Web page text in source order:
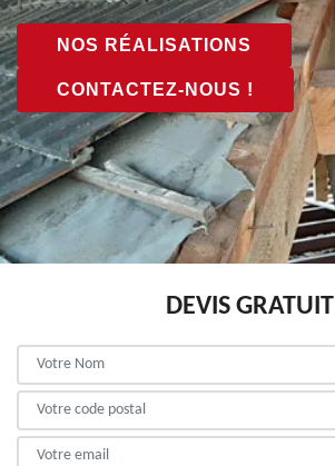
NOS RÉALISATIONS
CONTACTEZ-NOUS !
DEVIS GRATUIT